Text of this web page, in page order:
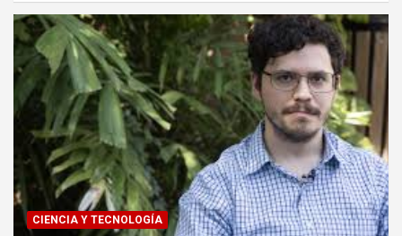
CIENCIA Y TECNOLOGÍA